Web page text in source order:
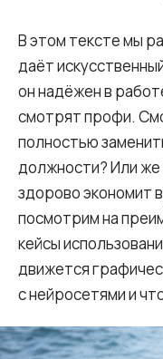
В этом тексте мы
даёт
он надёжен в
смотрят профи.
полностью
должности? Или
здорово экономит
посмотрим на
кейсы
движется
с нейросетями и